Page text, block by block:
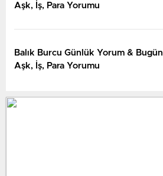
Aşk, İş, Para Yorumu
Balık Burcu Günlük Yorum & Bugün
Aşk, İş, Para Yorumu